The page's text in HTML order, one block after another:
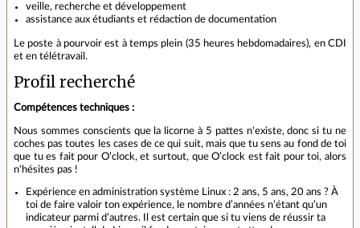
veille, recherche et développement
assistance aux étudiants et rédaction de documentation
Le poste à pourvoir est à temps plein (35 heures hebdomadaires), en CDI
et en télétravail.
Profil recherché
Compétences techniques :
Nous sommes conscients que la licorne à 5 pattes n'existe, donc si tu ne
coches pas toutes les cases de ce qui suit, mais que tu sens au fond de toi
que tu es fait pour O’clock, et surtout, que O’clock est fait pour toi, alors
n'hésites pas !
Expérience en administration système Linux : 2 ans, 5 ans, 20 ans ? À
toi de faire valoir ton expérience, le nombre d’années n’étant qu’un
indicateur parmi d’autres. Il est certain que si tu viens de réussir ta